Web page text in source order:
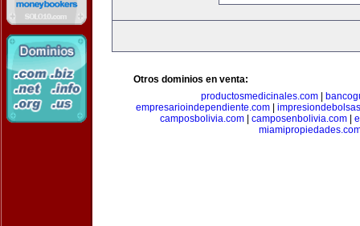
Otros dominios en venta:
productosmedicinales.com|
empresarioindependiente.com
camposbolivia.com| camposenbolivia.com|